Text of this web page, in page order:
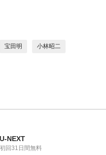
宝田明 小林昭二
U-NEXT
初回31日間無料